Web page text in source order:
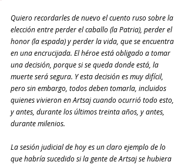
Quiero recordarles de nuevo el cuento ruso sobre la
elección entre perder el caballo (la Patria), perder el
honor (la espada) y perder la vida, que se encuentra
en una encrucijada. El héroe está obligado a tomar
una decisión, porque si se queda donde está, la
muerte será segura. Y esta decisión es muy difícil,
pero sin embargo, todos deben tomarla, incluidos
quienes vivieron en Artsaj cuando ocurrió todo esto,
y antes, durante los últimos treinta años, y antes,
durante milenios.
La sesión judicial de hoy es un claro ejemplo de lo
que habría sucedido si la gente de Artsaj se hubiera